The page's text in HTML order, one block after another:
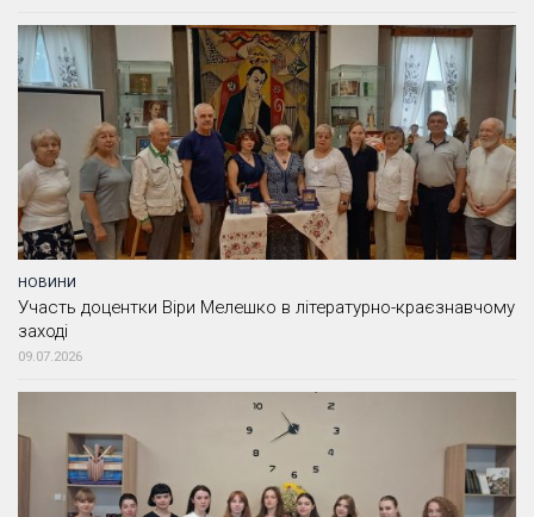
НОВИНИ
Участь доцентки Віри Мелешко в літературно-краєзнавчому
заході
09.07.2026